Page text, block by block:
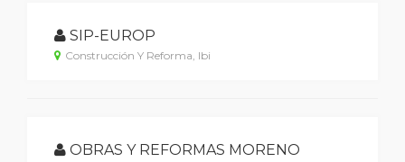
SIP-EUROP
Construcción Y Reforma, Ibi
OBRAS Y REFORMAS MORENO